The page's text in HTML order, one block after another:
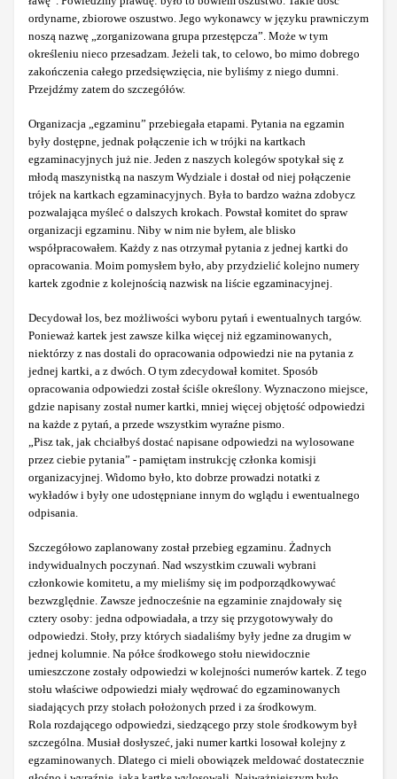
ordynarne, zbiorowe oszustwo. Jego wykonawcy w języku prawniczym
noszą nazwę „zorganizowana grupa przestępcza”. Może w tym
określeniu nieco przesadzam. Jeżeli tak, to celowo, bo mimo dobrego
zakończenia całego przedsięwzięcia, nie byliśmy z niego dumni.
Przejdźmy zatem do szczegółów.
Organizacja „egzaminu” przebiegała etapami. Pytania na egzamin
były dostępne, jednak połączenie ich w trójki na kartkach
egzaminacyjnych już nie. Jeden z naszych kolegów spotykał się z
młodą maszynistką na naszym Wydziale i dostał od niej połączenie
trójek na kartkach egzaminacyjnych. Była to bardzo ważna zdobycz
pozwalająca myśleć o dalszych krokach. Powstał komitet do spraw
organizacji egzaminu. Niby w nim nie byłem, ale blisko
współpracowałem. Każdy z nas otrzymał pytania z jednej kartki do
opracowania. Moim pomysłem było, aby przydzielić kolejno numery
kartek zgodnie z kolejnością nazwisk na liście egzaminacyjnej.
Decydował los, bez możliwości wyboru pytań i ewentualnych targów.
Ponieważ kartek jest zawsze kilka więcej niż egzaminowanych,
niektórzy z nas dostali do opracowania odpowiedzi nie na pytania z
jednej kartki, a z dwóch. O tym zdecydował komitet. Sposób
opracowania odpowiedzi został ściśle określony. Wyznaczono miejsce,
gdzie napisany został numer kartki, mniej więcej objętość odpowiedzi
na każde z pytań, a przede wszystkim wyraźne pismo.
„Pisz tak, jak chciałbyś dostać napisane odpowiedzi na wylosowane
przez ciebie pytania” - pamiętam instrukcję członka komisji
organizacyjnej. Widomo było, kto dobrze prowadzi notatki z
wykładów i były one udostępniane innym do wglądu i ewentualnego
odpisania.
Szczegółowo zaplanowany został przebieg egzaminu. Żadnych
indywidualnych poczynań. Nad wszystkim czuwali wybrani
członkowie komitetu, a my mieliśmy się im podporządkowywać
bezwzględnie. Zawsze jednocześnie na egzaminie znajdowały się
cztery osoby: jedna odpowiadała, a trzy się przygotowywały do
odpowiedzi. Stoły, przy których siadaliśmy były jedne za drugim w
jednej kolumnie. Na półce środkowego stołu niewidocznie
umieszczone zostały odpowiedzi w kolejności numerów kartek. Z tego
stołu właściwe odpowiedzi miały wędrować do egzaminowanych
siadających przy stołach położonych przed i za środkowym.
Rola rozdającego odpowiedzi, siedzącego przy stole środkowym był
szczególna. Musiał dosłyszeć, jaki numer kartki losował kolejny z
egzaminowanych. Dlatego ci mieli obowiązek meldować dostatecznie